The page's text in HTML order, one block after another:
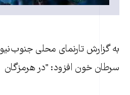
سرطان خون افزود: "در هرمزگان ۱۸۰ الی ۲۰۰ کودک سرطانی شناسايی شده‌اند."